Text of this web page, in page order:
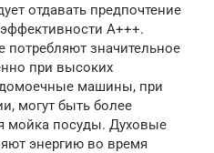
отдавать предпочтение
A+++.
значительное
при высоких
машины, при
могут быть более
мойка посуды. Духовые
энергию во время